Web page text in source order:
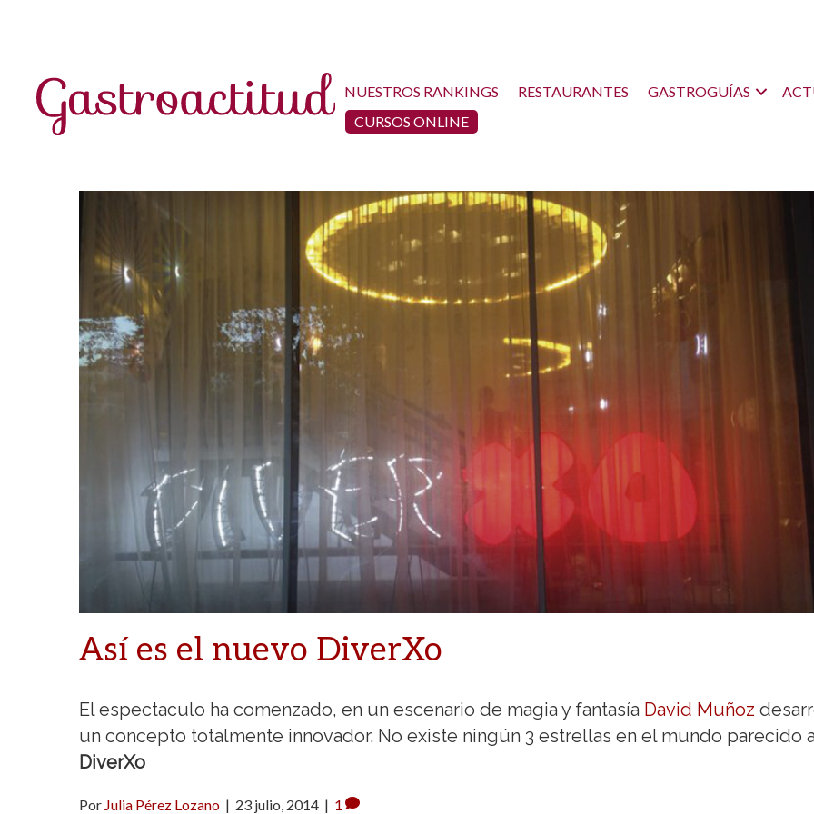
NUESTROS RANKINGS RESTAURANTES GASTROGUÍAS
CURSOS ONLINE
Así es el nuevo DiverXo
El espectaculo ha comenzado, en un escenario de magia y fantasía David Muñoz
un concepto totalmente innovador. No existe ningún 3 estrellas en el mundo parecido
DiverXo
Por Julia Pérez Lozano | 23 julio, 2014 | 1